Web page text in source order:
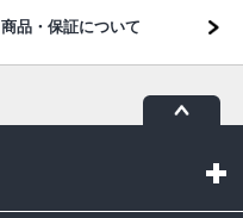
商品・保証について